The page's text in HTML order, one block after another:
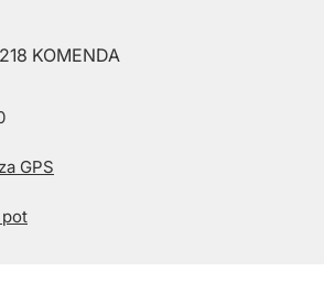
KOMENDA
GPS
pot